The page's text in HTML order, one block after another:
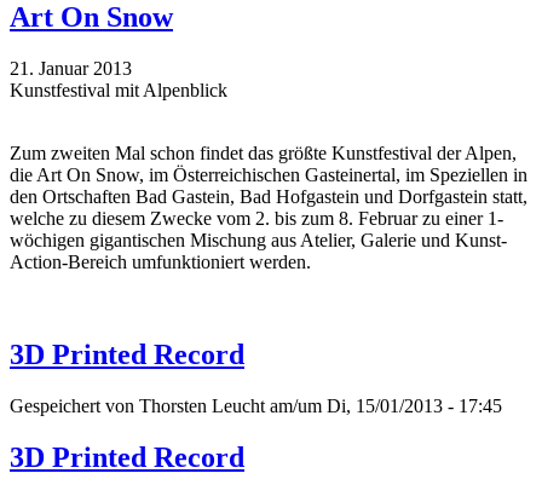
Art On Snow
21. Januar 2013
Kunstfestival mit Alpenblick
Zum zweiten Mal schon findet das größte Kunstfestival der Alpen,
die Art On Snow, im Österreichischen Gasteinertal, im Speziellen in
den Ortschaften Bad Gastein, Bad Hofgastein und Dorfgastein statt,
welche zu diesem Zwecke vom 2. bis zum 8. Februar zu einer 1-
wöchigen gigantischen Mischung aus Atelier, Galerie und Kunst-
Action-Bereich umfunktioniert werden.
3D Printed Record
Gespeichert von Thorsten Leucht am/um Di, 15/01/2013 - 17:45
3D Printed Record